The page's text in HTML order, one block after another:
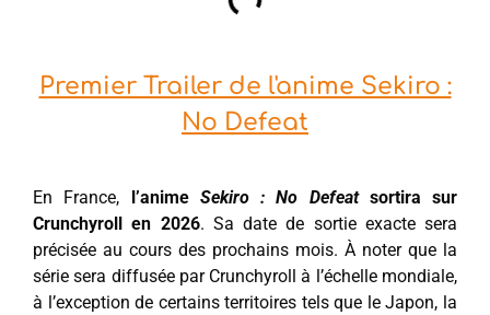
Premier Trailer de l'anime Sekiro :
No Defeat
En France, l’anime Sekiro : No Defeatsortira sur
Crunchyroll en 2026. Sa date de sortie exacte sera
précisée au cours des prochains mois. À noter que la
série sera diffusée par Crunchyroll à l’échelle mondiale,
à l’exception de certains territoires tels que le Japon, la